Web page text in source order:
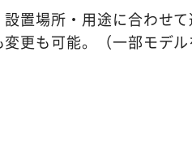
置場所・用途に合わせて
更も可能。（一部モデル